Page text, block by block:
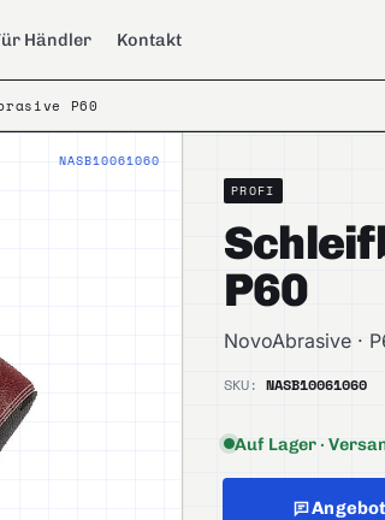
Händler Kontakt
P60
NASB10061060
PROFI
P60
NovoAbrasive ·
SKU: NASB10061060
Auf Lager ·